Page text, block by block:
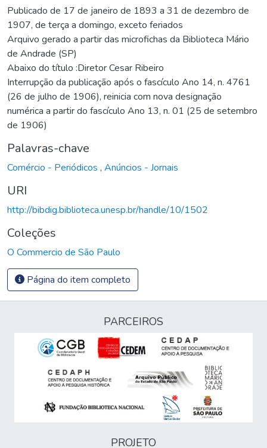
Publicado de 17 de janeiro de 1893 a 31 de dezembro de
1907, de terça a domingo, exceto feriados
Arquivo gerado a partir das microfichas da Biblioteca Mário
de Andrade (SP)
Abaixo do título :Diretor Cesar Ribeiro
Interrupção da publicação após o fascículo Ano 14, n. 4761
(26 de julho de 1906), reinicia com nova designação
numérica a partir do fascículo Ano 13, n. 01 (25 de setembro
de 1906)
Palavras-chave
Comércio - Periódicos , Anúncios - Jornais
URI
http://bibdig.biblioteca.unesp.br/handle/10/1502
Coleções
O Commercio de São Paulo
Página do item completo
PARCEIROS
PROJETO